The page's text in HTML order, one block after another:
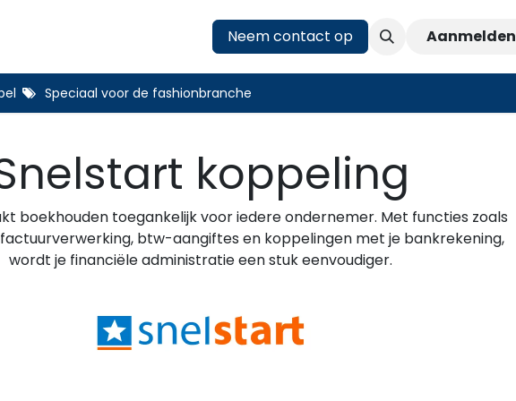
Over ons Afspraak
Neem contact op Aanmelden
Speciaal voor de fashionbranche
koppeling
boekhouden toegankelijk voor iedere ondernemer. Met functies zoals
btw-aangiftes en koppelingen met je bankrekening,
wordt je financiële administratie een stuk eenvoudiger.